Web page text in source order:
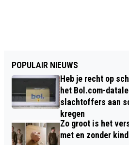
POPULAIR NIEUWS
Heb je recht op
het Bol.com-
slachtoffers aan
kregen
Zo groot is het
met en zonder